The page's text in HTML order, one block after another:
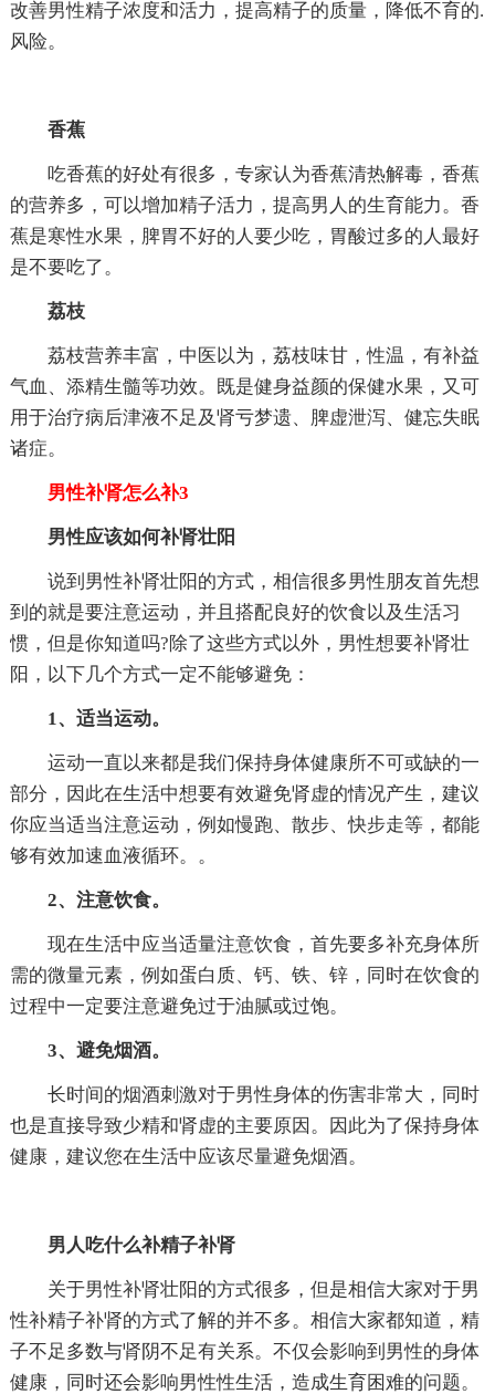
改善男性精子浓度和活力，提高精子的质量，降低不育的.
风险。
香蕉
吃香蕉的好处有很多，专家认为香蕉清热解毒，香蕉
的营养多，可以增加精子活力，提高男人的生育能力。香
蕉是寒性水果，脾胃不好的人要少吃，胃酸过多的人最好
是不要吃了。
荔枝
荔枝营养丰富，中医以为，荔枝味甘，性温，有补益
气血、添精生髓等功效。既是健身益颜的保健水果，又可
用于治疗病后津液不足及肾亏梦遗、脾虚泄泻、健忘失眠
诸症。
男性补肾怎么补3
男性应该如何补肾壮阳
说到男性补肾壮阳的方式，相信很多男性朋友首先想
到的就是要注意运动，并且搭配良好的饮食以及生活习
惯，但是你知道吗?除了这些方式以外，男性想要补肾壮
阳，以下几个方式一定不能够避免：
1、适当运动。
运动一直以来都是我们保持身体健康所不可或缺的一
部分，因此在生活中想要有效避免肾虚的情况产生，建议
你应当适当注意运动，例如慢跑、散步、快步走等，都能
够有效加速血液循环。。
2、注意饮食。
现在生活中应当适量注意饮食，首先要多补充身体所
需的微量元素，例如蛋白质、钙、铁、锌，同时在饮食的
过程中一定要注意避免过于油腻或过饱。
3、避免烟酒。
长时间的烟酒刺激对于男性身体的伤害非常大，同时
也是直接导致少精和肾虚的主要原因。因此为了保持身体
健康，建议您在生活中应该尽量避免烟酒。
男人吃什么补精子补肾
关于男性补肾壮阳的方式很多，但是相信大家对于男
性补精子补肾的方式了解的并不多。相信大家都知道，精
子不足多数与肾阴不足有关系。不仅会影响到男性的身体
健康，同时还会影响男性性生活，造成生育困难的问题。